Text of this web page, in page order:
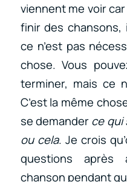
viennent me voir
finir des
ce n’est pas
chose. Vous
terminer, mais ce
C’est la même
se demanderce qui
ou cela. Je crois
questions
chanson pendant